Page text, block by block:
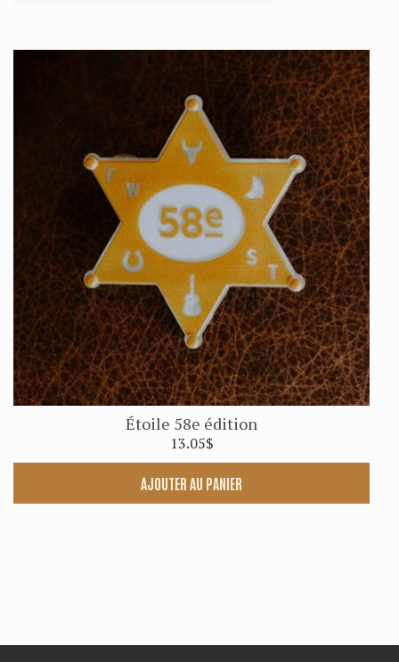
Étoile 58e édition
13.05$
AJOUTER AU PANIER